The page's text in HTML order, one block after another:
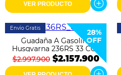
VER PRODUCTO
Envío Gratis
28%
OFF
Guadaña A Gasolina
Husqvarna 236RS 33 CC -
1.58 HP
$2.997.900 $2.157.900